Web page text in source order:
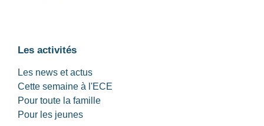
Les activités
Les news et actus
Cette semaine à l'ECE
Pour toute la famille
Pour les jeunes